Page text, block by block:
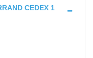
CEDEX 1